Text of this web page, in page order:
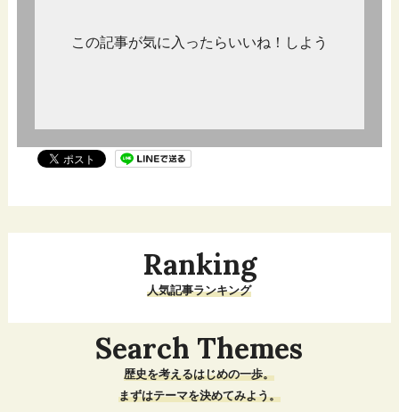
この記事が気に入ったらいいね！しよう
Ranking
人気記事ランキング
Search Themes
歴史を考えるはじめの一歩。
まずはテーマを決めてみよう。